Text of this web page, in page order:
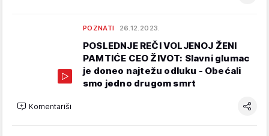
POZNATI 26.12.2023.
POSLEDNJE REČI VOLJENOJ ŽENI
PAMTIĆE CEO ŽIVOT: Slavni glumac
je doneo najtežu odluku - Obećali
smo jedno drugom smrt
Komentariši